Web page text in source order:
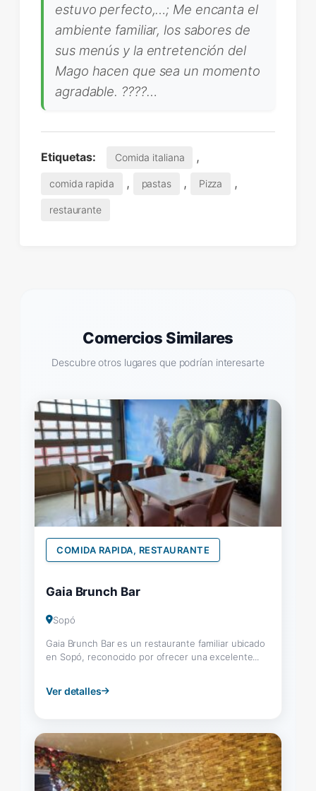
estuvo perfecto,…; Me encanta el
ambiente familiar, los sabores de
sus menús y la entretención del
Mago hacen que sea un momento
agradable. ????…
Etiquetas: Comida italiana ,
comida rapida , pastas , Pizza ,
restaurante
Comercios Similares
Descubre otros lugares que podrían interesarte
COMIDA RAPIDA, RESTAURANTE
Gaia Brunch Bar
Sopó
Gaia Brunch Bar es un restaurante familiar ubicado
en Sopó, reconocido por ofrecer una excelente...
Ver detalles